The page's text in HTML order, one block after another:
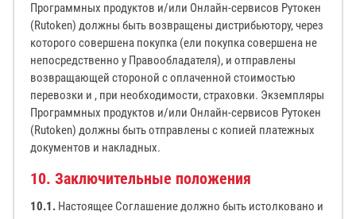
Программных продуктов и/или Онлайн-сервисов Рутокен
(Rutoken) должны быть возвращены дистрибьютору, через
которого совершена покупка (ели покупка совершена не
непосредственно у Правообладателя), и отправлены
возвращающей стороной с оплаченной стоимостью
перевозки и , при необходимости, страховки. Экземпляры
Программных продуктов и/или Онлайн-сервисов Рутокен
(Rutoken) должны быть отправлены с копией платежных
документов и накладных.
10. Заключительные положения
10.1. Настоящее Соглашение должно быть истолковано и